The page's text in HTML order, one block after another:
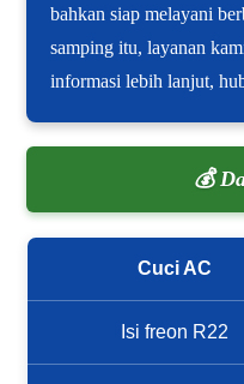
bahkan siap melayani
samping itu, layanan
informasi lebih lanjut,
💰
Cuci AC
Isi freon R22